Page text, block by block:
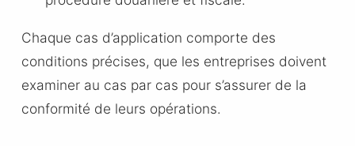
Chaque cas d’application comporte des
conditions précises, que les entreprises doivent
examiner au cas par cas pour s’assurer de la
conformité de leurs opérations.